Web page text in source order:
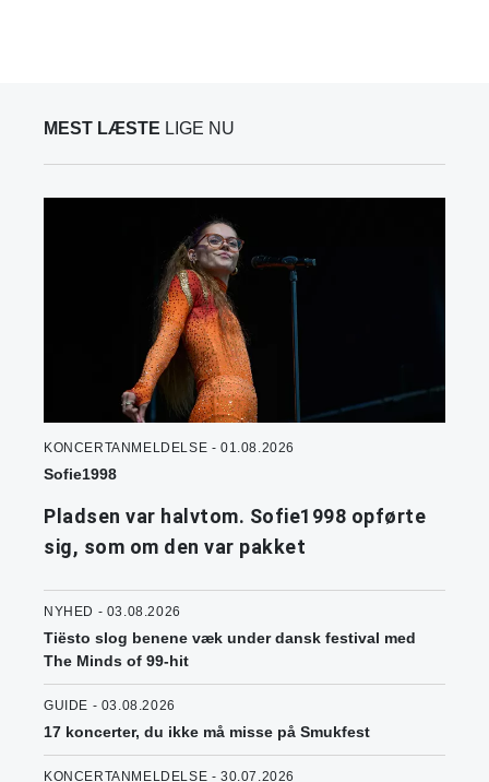
MEST LÆSTE LIGE NU
KONCERTANMELDELSE - 01.08.2026
Sofie1998
Pladsen var halvtom. Sofie1998 opførte
sig, som om den var pakket
NYHED - 03.08.2026
Tiësto slog benene væk under dansk festival med
The Minds of 99-hit
GUIDE - 03.08.2026
17 koncerter, du ikke må misse på Smukfest
KONCERTANMELDELSE - 30.07.2026